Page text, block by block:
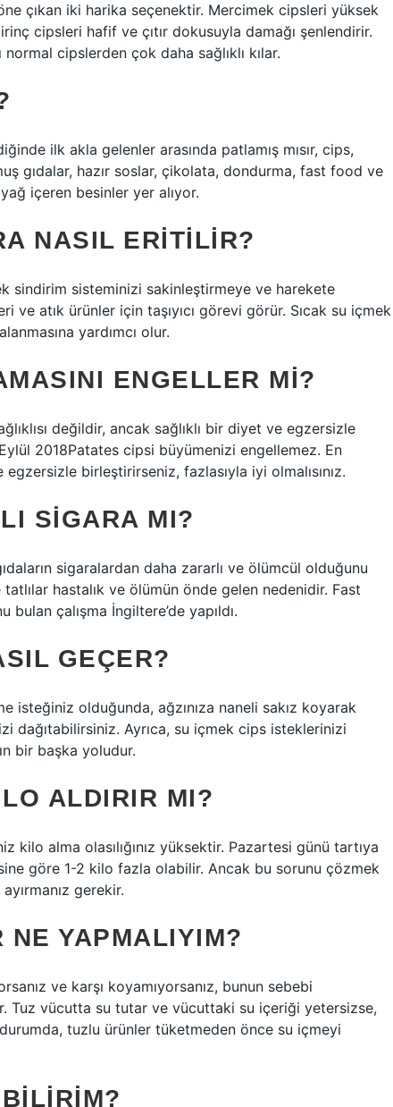
çıkan iki harika seçenektir. Mercimek cipsleri yüksek
cipsleri hafif ve çıtır dokusuyla damağı şenlendirir.
cipslerden çok daha sağlıklı kılar.
ilk akla gelenler arasında patlamış mısır, cips,
gıdalar, hazır soslar, çikolata, dondurma, fast food ve
içeren besinler yer alıyor.
NASIL ERITILIR?
sindirim sisteminizi sakinleştirmeye ve harekete
ve atık ürünler için taşıyıcı görevi görür. Sıcak su içmek
yardımcı olur.
ENGELLER MI?
değildir, ancak sağlıklı bir diyet ve egzersizle
2018Patates cipsi büyümenizi engellemez. En
egzersizle birleştirirseniz, fazlasıyla iyi olmalısınız.
SIGARA MI?
sigaralardan daha zararlı ve ölümcül olduğunu
hastalık ve ölümün önde gelen nedenidir. Fast
çalışma İngiltere’de yapıldı.
GEÇER?
isteğiniz olduğunda, ağzınıza naneli sakız koyarak
dağıtabilirsiniz. Ayrıca, su içmek cips isteklerinizi
bir başka yoludur.
ALDIRIR MI?
kilo alma olasılığınız yüksektir. Pazartesi günü tartıya
göre 1-2 kilo fazla olabilir. Ancak bu sorunu çözmek
gerekir.
NE YAPMALIYIM?
ve karşı koyamıyorsanız, bunun sebebi
Tuz vücutta su tutar ve vücuttaki su içeriği yetersizse,
tuzlu ürünler tüketmeden önce su içmeyi